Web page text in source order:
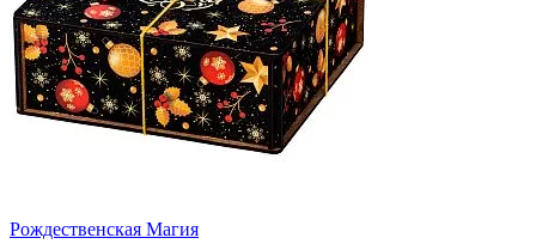
Рождественская Магия